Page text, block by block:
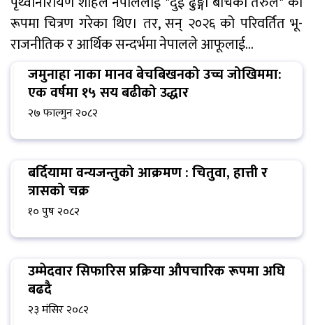
रूपमा चित्रण गरेका थिए। तर, सन् २०२६ को परिवर्तित भू-
राजनीतिक र आर्थिक सन्दर्भमा नेपालले आफूलाई...
जमुनाहा नाका मानव बेचबिखनको उच्च जोखिममा:
एक वर्षमा १५ सय बढीको उद्धार
२७ फाल्गुन २०८२
बर्दियामा वन्यजन्तुको आक्रमण : चितुवा, हात्ती र
त्रासको चक्र
१० पुष २०८२
उम्मेदवार सिफारिस प्रक्रिया औपचारिक रूपमा अघि
बढदै
२३ मंसिर २०८२